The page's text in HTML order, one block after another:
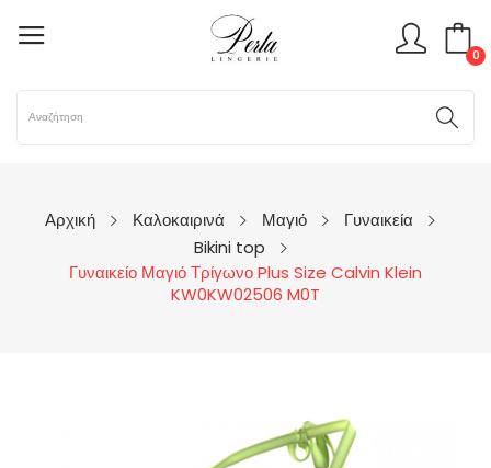
0
Αρχική Καλοκαιρινά Μαγιό
Γυναικεία
Bikini top
Γυναικείο Μαγιό Τρίγωνο Plus Size Calvin Klein
KW0KW02506 M0T